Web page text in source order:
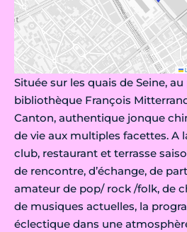
Située sur les quais de Seine,
bibliothèque François
Canton, authentique jonque
de vie aux multiples facettes. A
club, restaurant et terrasse
de rencontre, d’échange, de
amateur de pop/ rock /folk, de
de musiques actuelles, la
éclectique dans une